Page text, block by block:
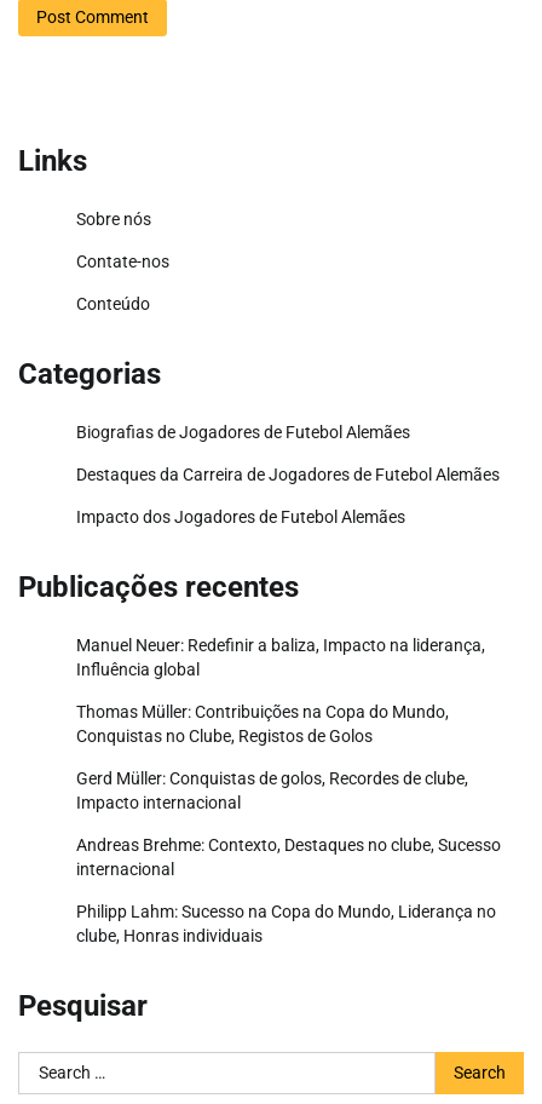
Links
Sobre nós
Contate-nos
Conteúdo
Categorias
Biografias de Jogadores de Futebol Alemães
Destaques da Carreira de Jogadores de Futebol Alemães
Impacto dos Jogadores de Futebol Alemães
Publicações recentes
Manuel Neuer: Redefinir a baliza, Impacto na liderança,
Influência global
Thomas Müller: Contribuições na Copa do Mundo,
Conquistas no Clube, Registos de Golos
Gerd Müller: Conquistas de golos, Recordes de clube,
Impacto internacional
Andreas Brehme: Contexto, Destaques no clube, Sucesso
internacional
Philipp Lahm: Sucesso na Copa do Mundo, Liderança no
clube, Honras individuais
Pesquisar
Search
for: